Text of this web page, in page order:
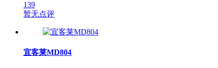
139
暂无点评
宜客莱MD804